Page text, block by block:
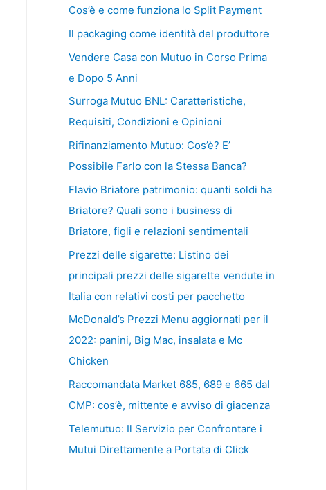
Cos’è e come funziona lo Split Payment
Il packaging come identità del produttore
Vendere Casa con Mutuo in Corso Prima
e Dopo 5 Anni
Surroga Mutuo BNL: Caratteristiche,
Requisiti, Condizioni e Opinioni
Rifinanziamento Mutuo: Cos’è? E’
Possibile Farlo con la Stessa Banca?
Flavio Briatore patrimonio: quanti soldi ha
Briatore? Quali sono i business di
Briatore, figli e relazioni sentimentali
Prezzi delle sigarette: Listino dei
principali prezzi delle sigarette vendute in
Italia con relativi costi per pacchetto
McDonald’s Prezzi Menu aggiornati per il
2022: panini, Big Mac, insalata e Mc
Chicken
Raccomandata Market 685, 689 e 665 dal
CMP: cos’è, mittente e avviso di giacenza
Telemutuo: Il Servizio per Confrontare i
Mutui Direttamente a Portata di Click